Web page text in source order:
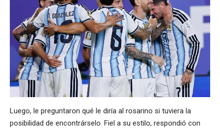
Luego, le preguntaron qué le diría al rosarino si tuviera la
posibilidad de encontrárselo. Fiel a su estilo, respondió con